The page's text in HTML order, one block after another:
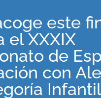
este
el XXXIX
de
con